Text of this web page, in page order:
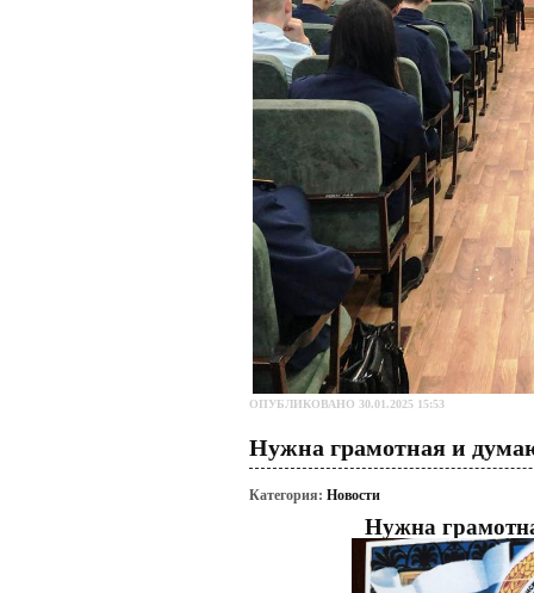
ОПУБЛИКОВАНО 30.01.2025 15:53
Нужна грамотная и
Категория: Новости
Нужна